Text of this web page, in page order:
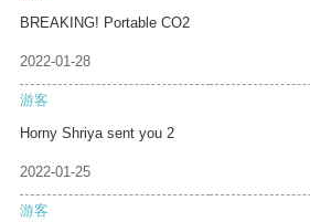
BREAKING! Portable CO2
2022-01-28
游客
Horny Shriya sent you 2
2022-01-25
游客